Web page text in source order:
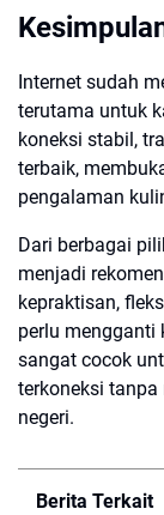
Internet sudah
terutama untuk
koneksi stabil,
terbaik,
pengalaman
Dari berbagai
menjadi
kepraktisan,
perlu mengganti
sangat cocok
terkoneksi
negeri.
Berita Terkait